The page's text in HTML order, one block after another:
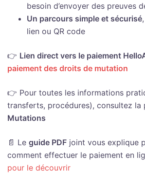
besoin d’envoyer des preuves
Un parcours simple et sécurisé
lien ou QR code
👉 Lien direct vers le paiement
paiement des droits de mutation
👉 Pour toutes les informations
transferts, procédures), consultez la
Mutations
📄 Le guide PDF joint vous explique
comment effectuer le paiement en
pour le découvrir